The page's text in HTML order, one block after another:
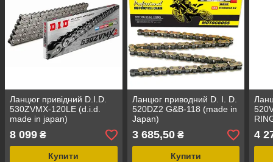
Ланцюг привідний D.I.D.
530ZVMX-120LE (d.i.d.
made in japan)
8 099 ₴
Купити
Ланцюг приводний D. I. D.
520DZ2 G&B-118 (made in
Japan)
3 685,50₴
Купити
4